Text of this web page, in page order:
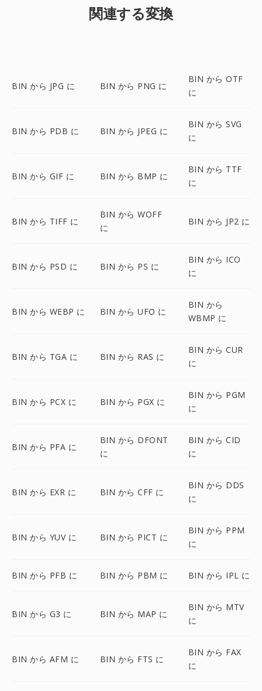
関連する変換
BIN から JPG に BIN から PNG に
BIN から OTF
に
BIN から PDB に BIN から JPEG に
BIN から SVG
に
BIN から GIF に BIN から BMP に
BIN から TTF
に
BIN から TIFF に
BIN から WOFF
に
BIN から JP2 に
BIN から PSD に BIN から PS に
BIN から ICO
に
BIN から WEBP に BIN から UFO に
BIN から
WBMP に
BIN から TGA に BIN から RAS に
BIN から CUR
に
BIN から PCX に BIN から PGX に
BIN から PGM
に
BIN から PFA に
BIN から DFONT
に
BIN から CID
に
BIN から EXR に BIN から CFF に
BIN から DDS
に
BIN から YUV に BIN から PICT に
BIN から PPM
に
BIN から PFB に BIN から PBM に BIN から IPL に
BIN から G3 に BIN から MAP に
BIN から MTV
に
BIN から AFM に BIN から FTS に
BIN から FAX
に